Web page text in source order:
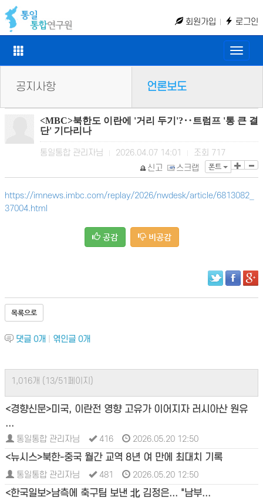
회원가입 로그인
Toggle
공지사항 언론보도
<MBC>북한도 이란에 '거리 두기'?‥트럼프 '통 큰 결
단' 기다리나
통일통합 관리자님 2026.04.07 14:01 조회 717
폰트
신고 스크랩
https://imnews.imbc.com/replay/2026/nwdesk/article/6813082_
37004.html
공감 비공감
목록으로
댓글 0개 엮인글 0개
1,016개 (13/51페이지)
<경향신문>미국, 이란전 영향 고유가 이어지자 러시아산 원유
...
통일통합 관리자님 416 2026.05.20 12:50
<뉴시스>북한-중국 월간 교역 8년 여 만에 최대치 기록
통일통합 관리자님 481 2026.05.20 12:50
<한국일보>남측에 축구팀 보낸 北 김정은... "남부...